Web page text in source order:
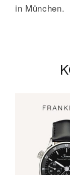
in München.